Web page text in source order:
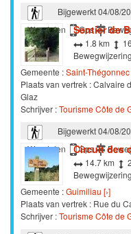
Bijgewerkt 04/08/
Wandelen
Gps
Sentier de
1.8 km
Gemeente :Saint-Thégonnec
Plaats van vertrek : Calvaire
Glaz
Schrijver :Tourisme Côte de
Bijgewerkt 04/08/
Wandelen
Gps
Circuit des
14.7 km
Gemeente :Guimiliau [›]
Plaats van vertrek : Rue du
Schrijver :Tourisme Côte de